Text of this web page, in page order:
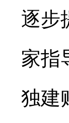
逐步
家指
独建